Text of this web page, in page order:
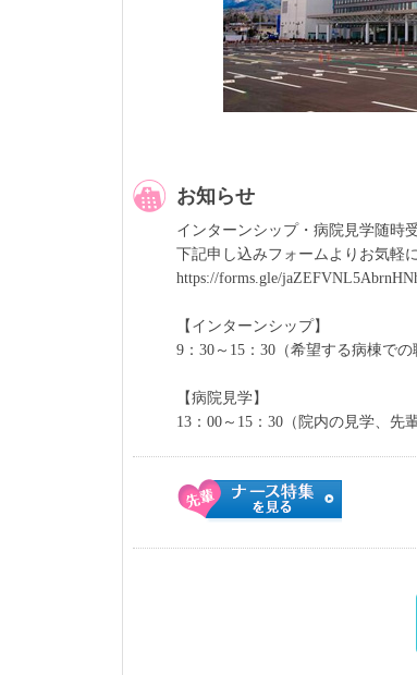
お知らせ
インターンシップ・病院見学随時
下記申し込みフォームよりお気軽
https://forms.gle/
【インターンシップ】
9：30～15：30（希望する病棟で
【病院見学】
13：00～15：30（院内の見学、先